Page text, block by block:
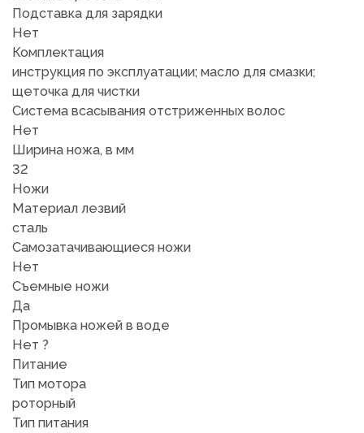
Подставка для зарядки
Нет
Комплектация
инструкция по эксплуатации; масло для смазки;
щеточка для чистки
Система всасывания отстриженных волос
Нет
Ширина ножа, в мм
32
Ножи
Материал лезвий
сталь
Самозатачивающиеся ножи
Нет
Съемные ножи
Да
Промывка ножей в воде
Нет ?
Питание
Тип мотора
роторный
Тип питания